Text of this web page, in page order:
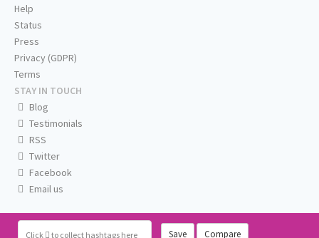
Click to collect hashtags here Save Compare
Help
Status
Press
Privacy (GDPR)
Terms
STAY IN TOUCH
Blog
Testimonials
RSS
Twitter
Facebook
Email us